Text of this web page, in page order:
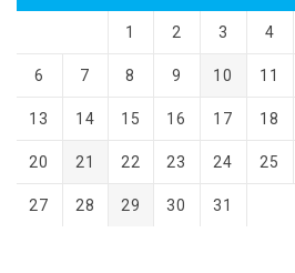
1 2 3 4
6 7 8 9 10 11
13 14 15 16 17 18
20 21 22 23 24 25
27 28 29 30 31